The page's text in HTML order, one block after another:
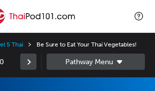
5 Thai Be Sure to Eat Your Thai Vegetables!